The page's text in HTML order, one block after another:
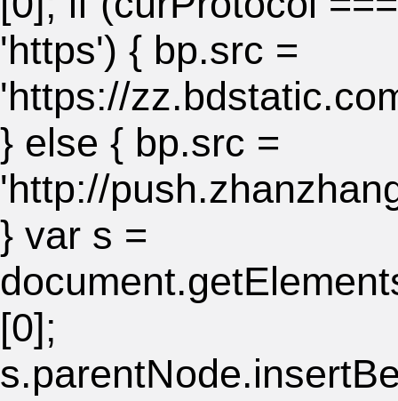
'https') { bp.src =
'https://
} else { bp.src =
'http://
} var s =
[0];